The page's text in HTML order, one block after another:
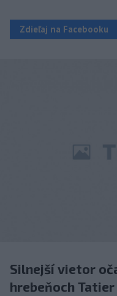
Zdieľaj na Facebooku
Silnejší vietor
hrebeňoch